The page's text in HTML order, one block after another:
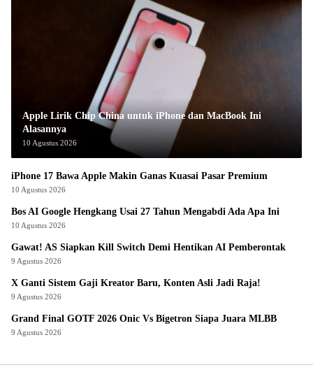
Apple Lirik Chip China untuk iPhone dan MacBook Ini
Alasannya
10 Agustus 2026
iPhone 17 Bawa Apple Makin Ganas Kuasai Pasar Premium
10 Agustus 2026
Bos AI Google Hengkang Usai 27 Tahun Mengabdi Ada Apa Ini
10 Agustus 2026
Gawat! AS Siapkan Kill Switch Demi Hentikan AI Pemberontak
9 Agustus 2026
X Ganti Sistem Gaji Kreator Baru, Konten Asli Jadi Raja!
9 Agustus 2026
Grand Final GOTF 2026 Onic Vs Bigetron Siapa Juara MLBB
9 Agustus 2026